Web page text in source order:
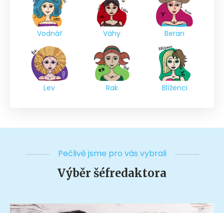
Vodnář Váhy Beran
Lev Rak Blíženci
Pečlivě jsme pro vás vybrali
Výběr šéfredaktora